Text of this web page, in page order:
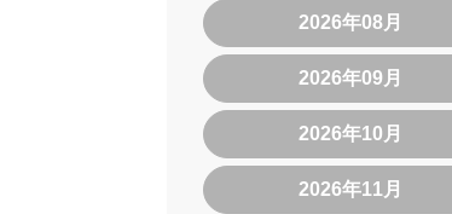
2026年08月
2026年09月
2026年10月
2026年11月